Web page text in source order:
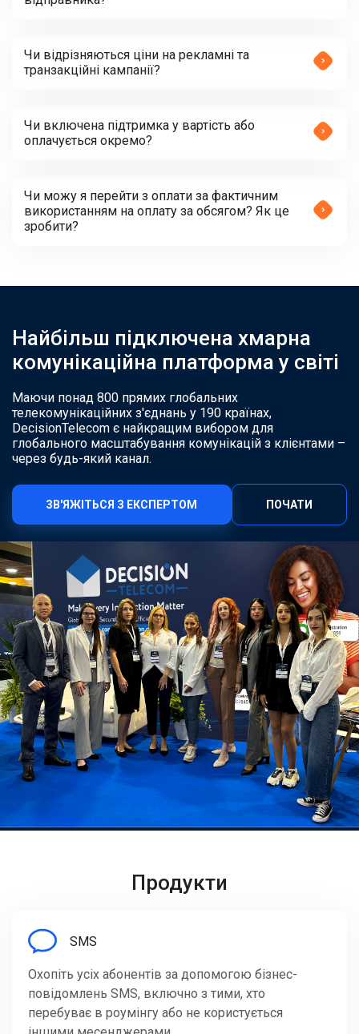
Чи відрізняються ціни на рекламні та
транзакційні кампанії?
Чи включена підтримка у вартість або
оплачується окремо?
Чи можу я перейти з оплати за фактичним
використанням на оплату за обсягом? Як це
зробити?
Найбільш підключена хмарна
комунікаційна платформа у світі
Маючи понад 800 прямих глобальних
телекомунікаційних з'єднань у 190 країнах,
DecisionTelecom є найкращим вибором для
глобального масштабування комунікацій з клієнтами –
через будь-який канал.
ЗВ'ЯЖІТЬСЯ З ЕКСПЕРТОМ ПОЧАТИ
Продукти
SMS
Охопіть усіх абонентів за допомогою бізнес-
повідомлень SMS, включно з тими, хто
перебуває в роумінгу або не користується